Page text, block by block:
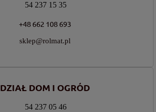
54 237 15 35
+48 662 108 693
sklep@rolmat.pl
DZIAŁ DOM I OGRÓD
54 237 05 46